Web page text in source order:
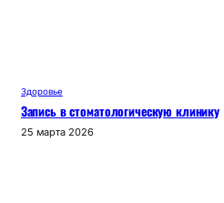
Здоровье
Запись в стоматологическую клинику
25 марта 2026